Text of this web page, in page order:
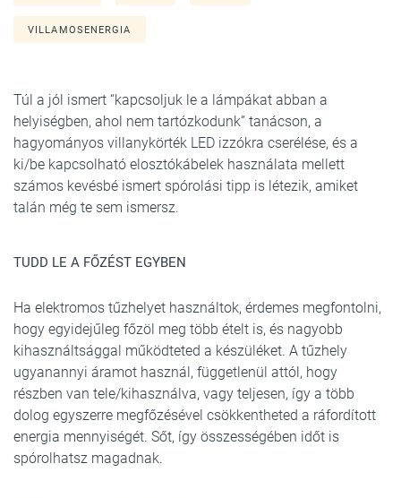
VILLAMOSENERGIA
Túl a jól ismert “kapcsoljuk le a lámpákat abban a
helyiségben, ahol nem tartózkodunk” tanácson, a
hagyományos villanykörték LED izzókra cserélése, és a
ki/be kapcsolható elosztókábelek használata mellett
számos kevésbé ismert spórolási tipp is létezik, amiket
talán még te sem ismersz.
TUDD LE A FŐZÉST EGYBEN
Ha elektromos tűzhelyet használtok, érdemes megfontolni,
hogy egyidejűleg főzöl meg több ételt is, és nagyobb
kihasználtsággal működteted a készüléket. A tűzhely
ugyanannyi áramot használ, függetlenül attól, hogy
részben van tele/kihasználva, vagy teljesen, így a több
dolog egyszerre megfőzésével csökkentheted a ráfordított
energia mennyiségét. Sőt, így összességében időt is
spórolhatsz magadnak.